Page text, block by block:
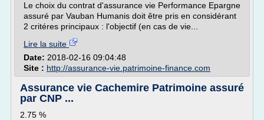
Le choix du contrat d'assurance vie Performance Epargne
assuré par Vauban Humanis doit être pris en considérant
2 critéres principaux : l'objectif (en cas de vie...
Lire la suite
Date: 2018-02-16 09:04:48
Site : http://assurance-vie.patrimoine-finance.com
Assurance vie Cachemire Patrimoine assuré
par CNP ...
2.75 %